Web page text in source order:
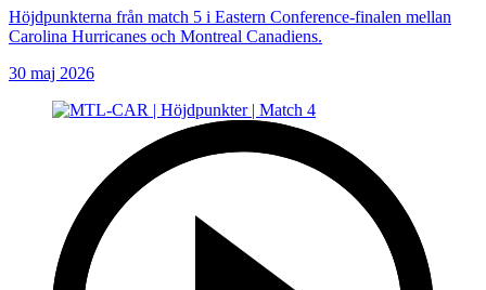
Höjdpunkterna från match 5 i Eastern Conference-finalen mellan
Carolina Hurricanes och Montreal Canadiens.
30 maj 2026